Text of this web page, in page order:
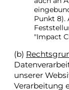
Punkt 8).
"Impact
(b)
unserer
Verarbeitung